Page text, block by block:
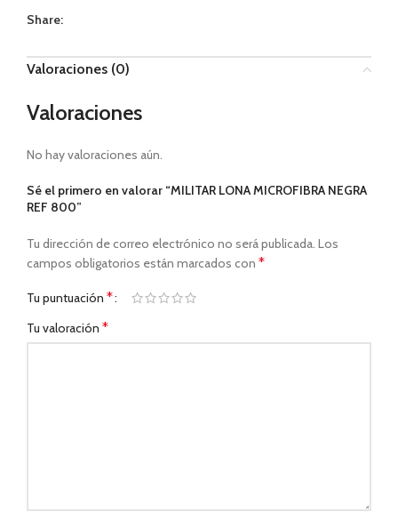
Share:
Valoraciones (0)
Valoraciones
No hay valoraciones aún.
Sé el primero en valorar “MILITAR LONA MICROFIBRA NEGRA
REF 800”
Tu dirección de correo electrónico no será publicada. Los
campos obligatorios están marcados con *
Tu puntuación *
Tu valoración *